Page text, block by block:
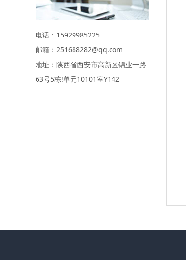
电话：15929985225
邮箱：251688282@qq.com
地址：陕西省西安市高新区锦业一路
63号5栋!单元10101室Y142